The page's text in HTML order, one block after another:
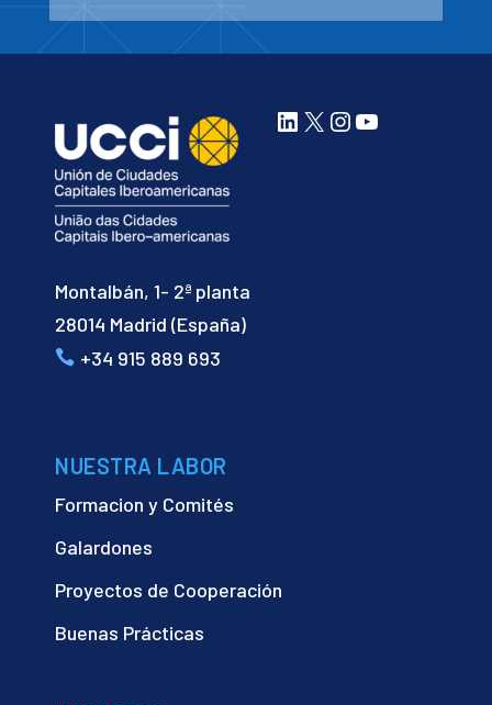
Montalbán, 1- 2ª planta
28014 Madrid (España)
+34 915 889 693
LinkedIn
X Instagram
YouTube
NUESTRA LABOR
Formacion y Comités
Galardones
Proyectos de Cooperación
Buenas Prácticas